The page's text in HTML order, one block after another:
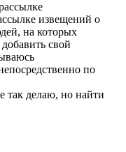
извещений о
на которых
свой
по
так делаю, но найти